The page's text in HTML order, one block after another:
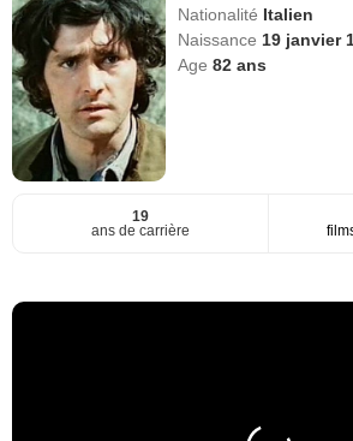
Nationalité Italien
Naissance 19 janvier
Age82 ans
19
ans de carrière